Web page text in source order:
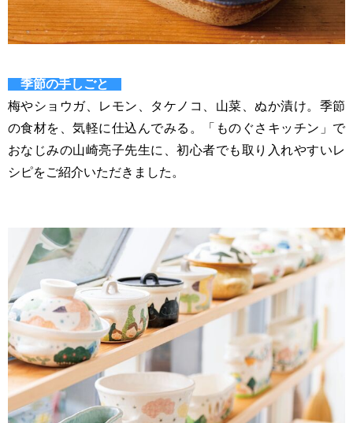
季節の手しごと
梅やショウガ、レモン、タケノコ、山菜、ぬか漬け。季節
の食材を、気軽に仕込んでみる。「ものぐさキッチン」で
おなじみの山崎亮子先生に、初心者でも取り入れやすいレ
シピをご紹介いただきました。